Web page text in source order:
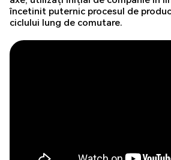
încetinit puternic procesul de
ciclului lung de comutare.